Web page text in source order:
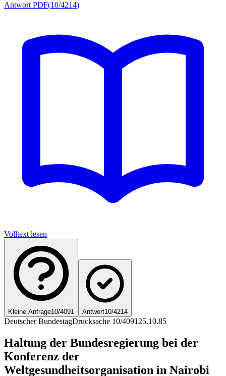
Antwort PDF(10/4214)
Volltext lesen
Kleine Anfrage10/4091 Antwort10/4214
Deutscher BundestagDrucksache 10/4091 25.10.85
Haltung der Bundesregierung bei der
Konferenz der
Weltgesundheitsorganisation in Nairobi